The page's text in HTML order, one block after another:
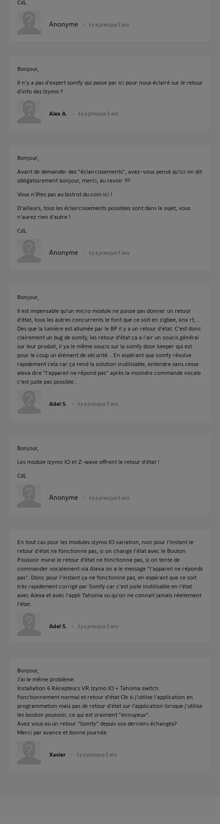
CdL
Anonyme il y a presque 5 ans
Bonjour,
Il n'y a pas d'expert somfy qui passe par ici pour nous éclairé sur le retour
d'info des Izymo ?
Alex A. il y a presque 5 ans
Bonjour,
Avant de demander des "éclaircissements", avez-vous pensé qu'ici on dit
obligatoirement bonjour, merci, au revoir !!!!
Vous n'êtes pas au bistrot du coin ici !
D'ailleurs, tous les éclaircissements possibles sont dans le sujet, vous
n'aurez rien d'autre !
CdL
Anonyme il y a presque 5 ans
Bonjour,
Il est impensable qu'un micro module ne puisse pas donner un retour
d'état, tous les autres concurrents le font que ce soit en zigbee, knx rf,...
Des que la lumière est allumée par le BP il y a un retour d'état. C'est donc
clairement un bug de somfy, les retour d'état ça a l'air un soucis général
sur leur produit, il ya le même soucis sur la somfy door keeper qui est
pour le coup un élément de sécurité... En espérant que somfy résolve
rapidement cela car ça rend la solution inutilisable, entendre sans cesse
alexa dire "l'appareil ne répond pas" après la moindre commande vocale
c'est juste pas possible...
Adel S. il y a presque 5 ans
Bonjour,
Les module Izymo IO et Z-wave offrent le retour d'état !
CdL
Anonyme il y a presque 5 ans
En tout cas pour les modules izymo IO variation, non pour l'instant le
retour d'état ne fonctionne pas, si on change l'état avec le Bouton
Poussoir mural le retour d'état ne fonctionne pas, si on tente de
commander vocalement via Alexa on a le message "l'appareil ne réponds
pas". Donc pour l'instant ça ne fonctionne pas, en espérant que ce soit
très rapidement corrigé par Somfy car c'est juste inutilisable en l'état
avec Alexa et avec l'appli Tahoma vu qu'on ne connait jamais réellement
l'état.
Adel S. il y a presque 5 ans
Bonjour,
J'ai le même problème.
Installation 6 Récepteurs VR Izymo IO + Tahoma switch.
Fonctionnement normal et retour d'état Ok si j'utilise l'application en
programmation mais pas de retour d'état sur l'application lorsque j'utilise
les bouton poussoir, ce qui est vraiment "ennuyeux".
Avez vous eu un retour "Somfy" depuis vos derniers échanges?
Merci par avance et bonne journée
Xavier il y a presque 5 ans